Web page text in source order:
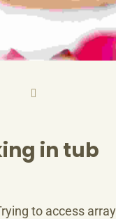
in tub
to access array